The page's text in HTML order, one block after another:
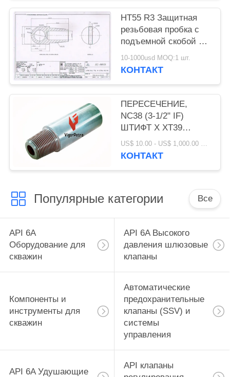
°C, наружный
диаметр 178 мм x
внутренний диаметр
НТ55 R3 Защитная
резьбовая пробка с
подъемной скобой 7"
НАРУЖ. ДИАМ. X 14-
1/2" ОБЩ. ДЛИНА
10-1000usd MOQ:1 шт.
КОНТАКТ
ПЕРЕСЕЧЕНИЕ,
NC38 (3-1/2" IF)
ШТИФТ X XT39
КОРОБКА X ОБЩАЯ
ДЛИНА 18",
ДИАМЕТР 2.25"
US$ 10.00 - US$ 1,000.00 MOQ:1 шт.
КОНТАКТ
Популярные категории Все
API 6A
Оборудование для
скважин
API 6A Высокого
давления шлюзовые
клапаны
Компоненты и
инструменты для
скважин
Автоматические
предохранительные
клапаны (SSV) и
системы
управления
API 6A Удушающие
API клапаны